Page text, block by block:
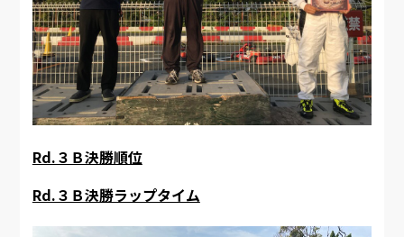
Rd.３Ｂ決勝順位
Rd.３Ｂ決勝ラップタイム